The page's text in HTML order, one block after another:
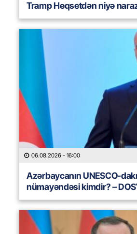
Tramp Heqsetdən niyə
06.08.2026 - 16:00
Azərbaycanın UNESCO-
nümayəndəsi kimdir? –